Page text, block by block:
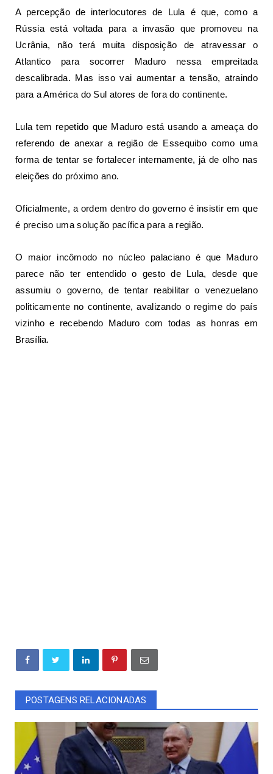
A percepção de interlocutores de Lula é que, como a
Rússia está voltada para a invasão que promoveu na
Ucrânia, não terá muita disposição de atravessar o
Atlantico para socorrer Maduro nessa empreitada
descalibrada. Mas isso vai aumentar a tensão, atraindo
para a América do Sul atores de fora do continente.
Lula tem repetido que Maduro está usando a ameaça do
referendo de anexar a região de Essequibo como uma
forma de tentar se fortalecer internamente, já de olho nas
eleições do próximo ano.
Oficialmente, a ordem dentro do governo é insistir em que
é preciso uma solução pacífica para a região.
O maior incômodo no núcleo palaciano é que Maduro
parece não ter entendido o gesto de Lula, desde que
assumiu o governo, de tentar reabilitar o venezuelano
politicamente no continente, avalizando o regime do país
vizinho e recebendo Maduro com todas as honras em
Brasília.
POSTAGENS RELACIONADAS